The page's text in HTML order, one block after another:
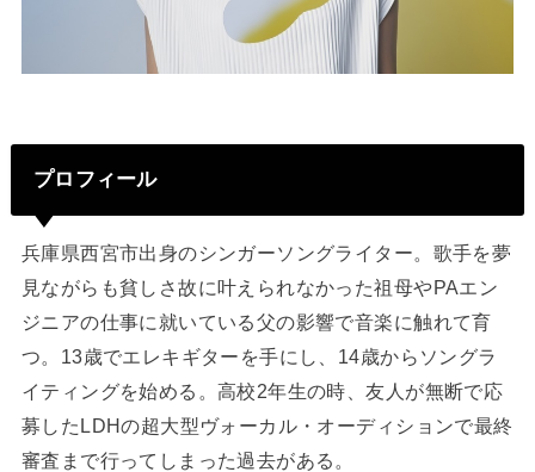
プロフィール
兵庫県西宮市出身のシンガーソングライター。歌手を夢
見ながらも貧しさ故に叶えられなかった祖母やPAエン
ジニアの仕事に就いている父の影響で音楽に触れて育
つ。13歳でエレキギターを手にし、14歳からソングラ
イティングを始める。高校2年生の時、友人が無断で応
募したLDHの超大型ヴォーカル・オーディションで最終
審査まで行ってしまった過去がある。